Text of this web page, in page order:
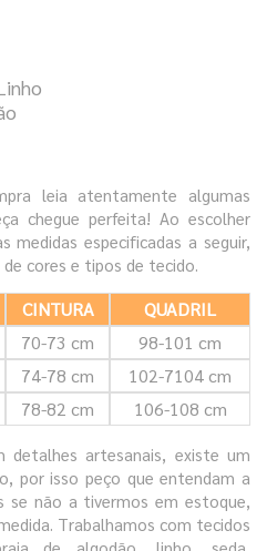
leia atentamente algumas
chegue perfeita! Ao escolher
medidas especificadas a seguir,
cores e tipos de tecido.
CINTURA
QUADRIL
70-73 cm
98-101 cm
74-78 cm
102-7104 cm
78-82 cm 106-108 cm
artesanais, existe um
por isso peço que entendam a
se não a tivermos em estoque,
Trabalhamos com tecidos
de algodão, linho, seda,